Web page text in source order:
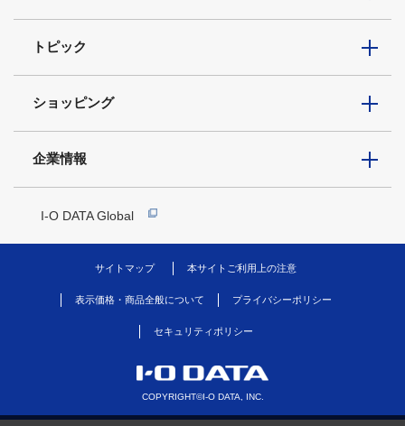
トピック
ショッピング
企業情報
I-O DATA Global
サイトマップ 本サイトご利用上の注意
表示価格・商品全般について プライバシーポリシー
セキュリティポリシー
COPYRIGHT©I-O DATA, INC.